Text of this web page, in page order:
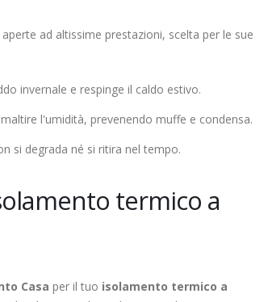
ad altissime prestazioni, scelta per le sue
invernale e respinge il caldo estivo.
l'umidità, prevenendo muffe e condensa.
si degrada né si ritira nel tempo.
termico a
Casa per il tuo isolamento termico a